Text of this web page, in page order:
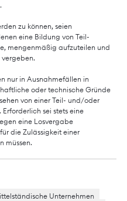
zu können, seien
eine Bildung von Teil-
mengenmäßig aufzuteilen und
nur in Ausnahmefällen in
oder technische Gründe
von einer Teil- und/oder
sei stets eine
eine Losvergabe
die Zulässigkeit einer
müssen.
Unternehmen